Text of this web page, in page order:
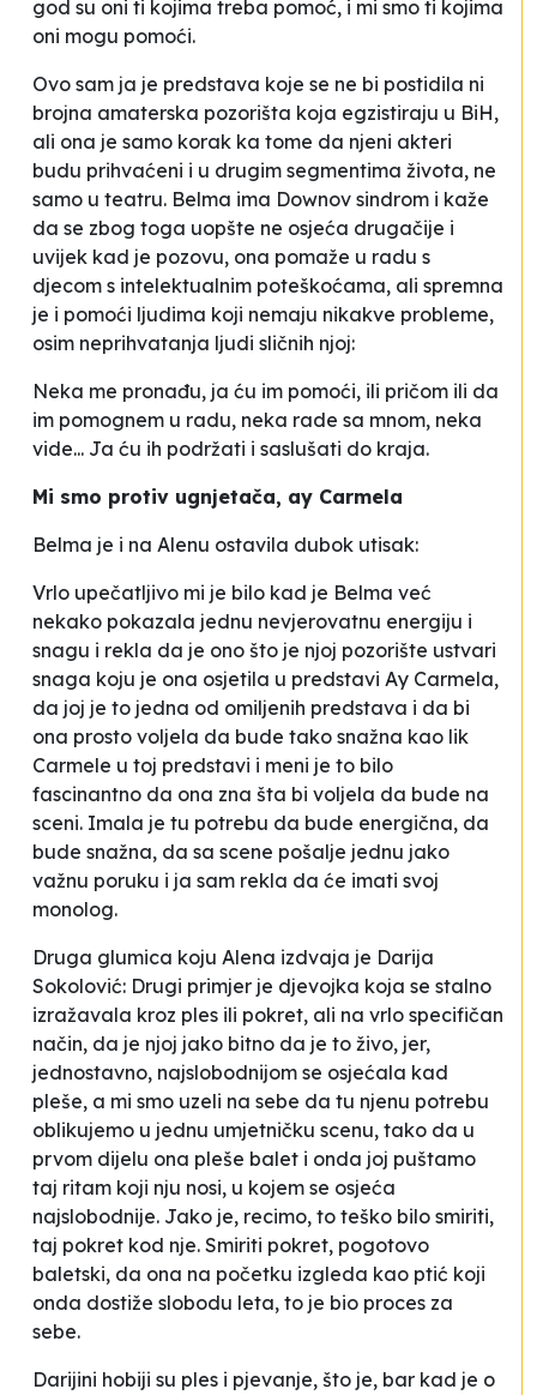
god su oni ti kojima treba pomoć, i mi smo ti kojima
oni mogu pomoći.
Ovo sam ja je predstava koje se ne bi postidila ni
brojna amaterska pozorišta koja egzistiraju u BiH,
ali ona je samo korak ka tome da njeni akteri
budu prihvaćeni i u drugim segmentima života, ne
samo u teatru. Belma ima Downov sindrom i kaže
da se zbog toga uopšte ne osjeća drugačije i
uvijek kad je pozovu, ona pomaže u radu s
djecom s intelektualnim poteškoćama, ali spremna
je i pomoći ljudima koji nemaju nikakve probleme,
osim neprihvatanja ljudi sličnih njoj:
Neka me pronađu, ja ću im pomoći, ili pričom ili da
im pomognem u radu, neka rade sa mnom, neka
vide... Ja ću ih podržati i saslušati do kraja.
Mi smo protiv ugnjetača, ay Carmela
Belma je i na Alenu ostavila dubok utisak:
Vrlo upečatljivo mi je bilo kad je Belma već
nekako pokazala jednu nevjerovatnu energiju i
snagu i rekla da je ono što je njoj pozorište ustvari
snaga koju je ona osjetila u predstavi Ay Carmela,
da joj je to jedna od omiljenih predstava i da bi
ona prosto voljela da bude tako snažna kao lik
Carmele u toj predstavi i meni je to bilo
fascinantno da ona zna šta bi voljela da bude na
sceni. Imala je tu potrebu da bude energična, da
bude snažna, da sa scene pošalje jednu jako
važnu poruku i ja sam rekla da će imati svoj
monolog.
Druga glumica koju Alena izdvaja je Darija
Sokolović: Drugi primjer je djevojka koja se stalno
izražavala kroz ples ili pokret, ali na vrlo specifičan
način, da je njoj jako bitno da je to živo, jer,
jednostavno, najslobodnijom se osjećala kad
pleše, a mi smo uzeli na sebe da tu njenu potrebu
oblikujemo u jednu umjetničku scenu, tako da u
prvom dijelu ona pleše balet i onda joj puštamo
taj ritam koji nju nosi, u kojem se osjeća
najslobodnije. Jako je, recimo, to teško bilo smiriti,
taj pokret kod nje. Smiriti pokret, pogotovo
baletski, da ona na početku izgleda kao ptić koji
onda dostiže slobodu leta, to je bio proces za
sebe.
Darijini hobiji su ples i pjevanje, što je, bar kad je o